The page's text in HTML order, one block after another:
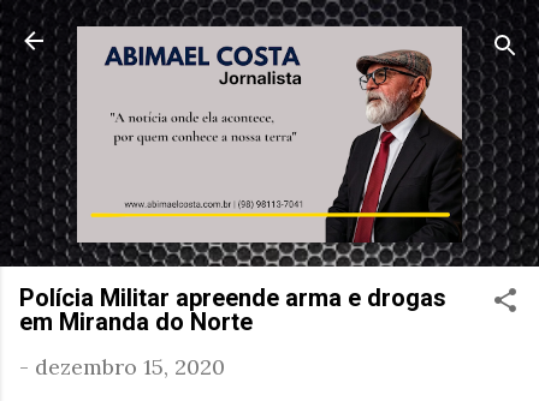
Pular para o conteúdo principal
Polícia Militar apreende arma e drogas
em Miranda do Norte
- dezembro 15, 2020